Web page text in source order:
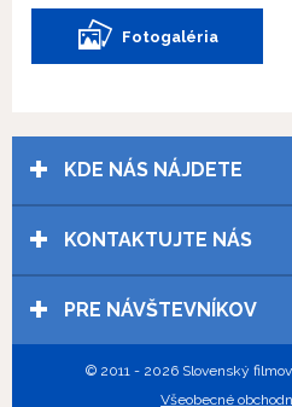
Fotogaléria
KDE NÁS NÁJDETE
KONTAKTUJTE NÁS
PRE NÁVŠTEVNÍKOV
© 2011 - 2026 Slovenský
Všeobecné